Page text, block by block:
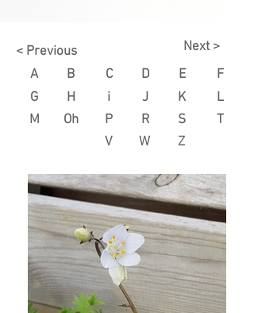
< Previous
Next >
A
G
M
B
H
Oh
C D
E
i
J
K
P
R
S
V
W Z
F
L
T